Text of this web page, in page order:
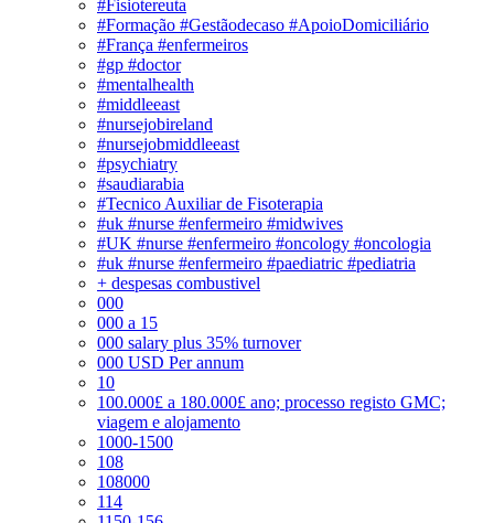
#Fisiotereuta
#Formação #Gestãodecaso #ApoioDomiciliário
#França #enfermeiros
#gp #doctor
#mentalhealth
#middleeast
#nursejobireland
#nursejobmiddleeast
#psychiatry
#saudiarabia
#Tecnico Auxiliar de Fisoterapia
#uk #nurse #enfermeiro #midwives
#UK #nurse #enfermeiro #oncology #oncologia
#uk #nurse #enfermeiro #paediatric #pediatria
+ despesas combustivel
000
000 a 15
000 salary plus 35% turnover
000 USD Per annum
10
100.000£ a 180.000£ ano; processo registo GMC;
viagem e alojamento
1000-1500
108
108000
114